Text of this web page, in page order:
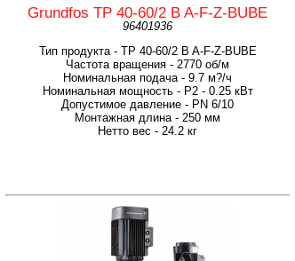
Grundfos TP 40-60/2 B A-F-Z-BUBE
96401936
Тип продукта - TP 40-60/2 B A-F-Z-BUBE
Частота вращения - 2770 об/м
Номинальная подача - 9.7 м?/ч
Номинальная мощность - P2 - 0.25 кВт
Допустимое давление - PN 6/10
Монтажная длина - 250 мм
Нетто вес - 24.2 кг